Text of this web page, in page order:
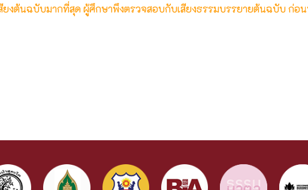
ยงต้นฉบับมากที่สุด ผู้ศึกษาพึงตรวจสอบกับเสียงธรรมบรรยายต้นฉบับ ก่อ